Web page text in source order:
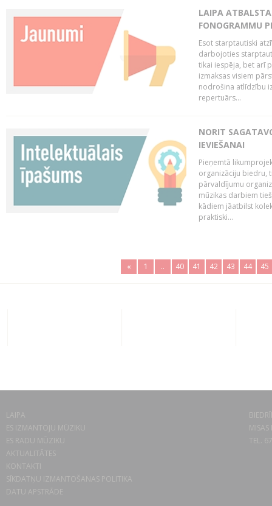
LAIPA
FONOGRAMMU
Esot starptautiski
darbojoties
tikai iespēja, bet arī
izmaksas visiem
nodrošina atlīdzību
repertuārs...
NORIT
IEVIEŠANAI
Pieņemtā
organizāciju biedru,
pārvaldījumu
mūzikas darbiem
kādiem jāatbilst
praktiski...
« 1 .. 40 41 42 43 44 45
LAIPA
ES IZMANTOJU MŪZIKU
ES RADU MŪZIKU
AKTUALITĀTES
KONTAKTI
SĪKDATŅU IZMANTOŠANAS POLITIKA
DATU APSTRĀDE
TEL.